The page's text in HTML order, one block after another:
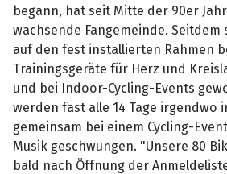
begann, hat seit Mitte der 90er
wachsende Fangemeinde.
auf den fest installierten Rahmen
Trainingsgeräte für Herz und
und bei Indoor-Cycling-Events
werden fast alle 14 Tage irgendwo
gemeinsam bei einem Cycling-
Musik geschwungen. "Unsere 80
bald nach Öffnung der